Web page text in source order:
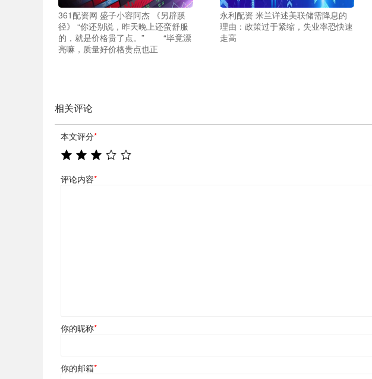
361配资网 盛子小容阿杰 《另辟蹊
径》 “你还别说，昨天晚上还蛮舒服
的，就是价格贵了点。” “毕竟漂
亮嘛，质量好价格贵点也正
永利配资 米兰详述美联储需降息的
理由：政策过于紧缩，失业率恐快速
走高
相关评论
本文评分*
评论内容*
你的昵称*
你的邮箱*